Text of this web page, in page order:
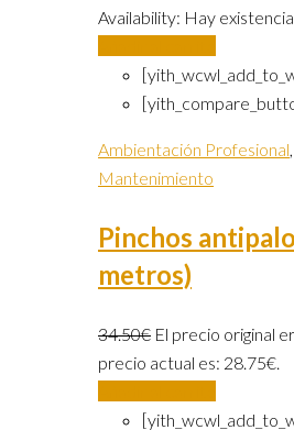
Availability: Hay
Ambientación Profesional,
Mantenimiento
Pinchos
metros)
34.50€ El precio original
precio actual es: 28.75€.